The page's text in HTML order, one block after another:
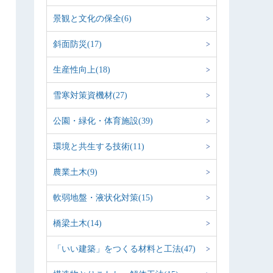
景観と文化の保全(6)
斜面防災(17)
生産性向上(18)
雪寒対策資機材(27)
公園・緑化・体育施設(39)
環境と共生する技術(11)
農業土木(9)
軟弱地盤・液状化対策(15)
橋梁土木(14)
「いい建築」をつくる材料と工法(47)